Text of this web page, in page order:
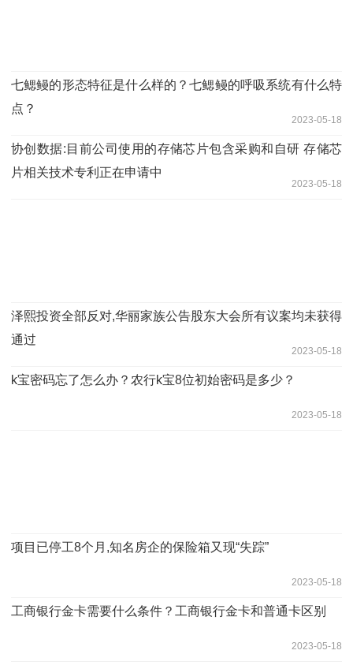
七鳃鳗的形态特征是什么样的？七鳃鳗的呼吸系统有什么特
点？
2023-05-18
协创数据:目前公司使用的存储芯片包含采购和自研 存储芯
片相关技术专利正在申请中
2023-05-18
泽熙投资全部反对,华丽家族公告股东大会所有议案均未获得
通过
2023-05-18
k宝密码忘了怎么办？农行k宝8位初始密码是多少？
2023-05-18
项目已停工8个月,知名房企的保险箱又现“失踪”
2023-05-18
工商银行金卡需要什么条件？工商银行金卡和普通卡区别
2023-05-18